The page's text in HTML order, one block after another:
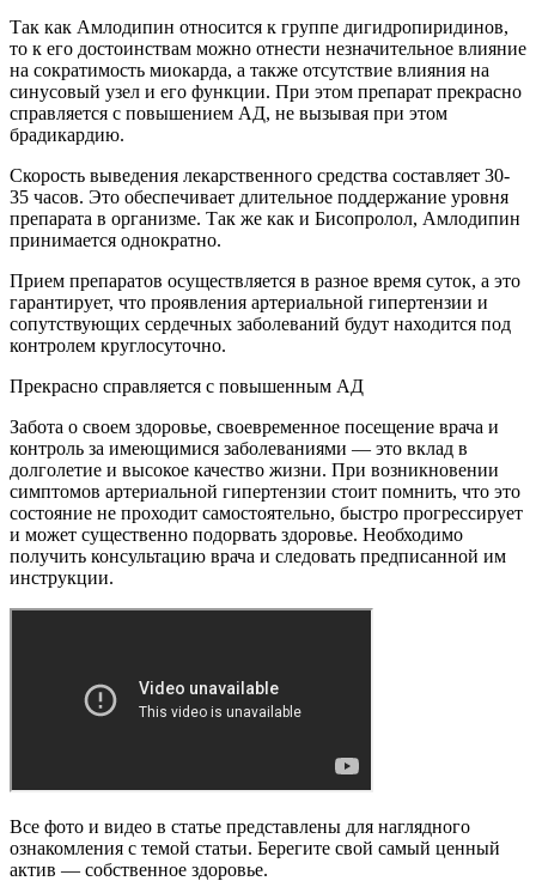
Так как Амлодипин относится к группе дигидропиридинов,
то к его достоинствам можно отнести незначительное влияние
на сократимость миокарда, а также отсутствие влияния на
синусовый узел и его функции. При этом препарат прекрасно
справляется с повышением АД, не вызывая при этом
брадикардию.
Скорость выведения лекарственного средства составляет 30-
35 часов. Это обеспечивает длительное поддержание уровня
препарата в организме. Так же как и Бисопролол, Амлодипин
принимается однократно.
Прием препаратов осуществляется в разное время суток, а это
гарантирует, что проявления артериальной гипертензии и
сопутствующих сердечных заболеваний будут находится под
контролем круглосуточно.
Прекрасно справляется с повышенным АД
Забота о своем здоровье, своевременное посещение врача и
контроль за имеющимися заболеваниями — это вклад в
долголетие и высокое качество жизни. При возникновении
симптомов артериальной гипертензии стоит помнить, что это
состояние не проходит самостоятельно, быстро прогрессирует
и может существенно подорвать здоровье. Необходимо
получить консультацию врача и следовать предписанной им
инструкции.
Все фото и видео в статье представлены для наглядного
ознакомления с темой статьи. Берегите свой самый ценный
актив — собственное здоровье.